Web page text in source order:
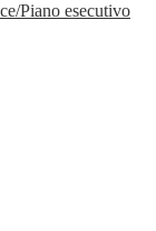
Piano esecutivo